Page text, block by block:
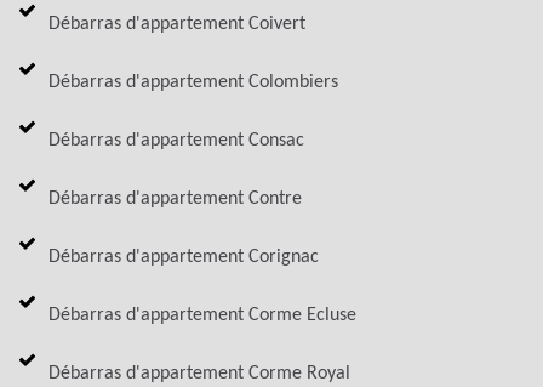
Débarras d'appartement Coivert
Débarras d'appartement Colombiers
Débarras d'appartement Consac
Débarras d'appartement Contre
Débarras d'appartement Corignac
Débarras d'appartement Corme Ecluse
Débarras d'appartement Corme Royal